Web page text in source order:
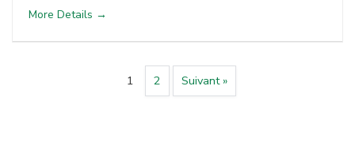
More Details
1 2 Suivant »